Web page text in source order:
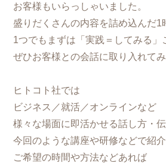
お客様もいらっしゃいました。
盛りだくさんの内容を詰め込んだ1
1つでもまずは「実践＝してみる」
ぜひお客様との会話に取り入れてみ
ヒトコト社では
ビジネス／就活／オンラインなど
様々な場面に即活かせる話し方・
今回のような講座や研修などで紹介
ご希望の時間や方法などあれば